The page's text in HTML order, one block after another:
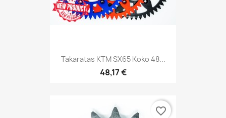
Takaratas KTM SX65 Koko 48...
48,17 €
favorite_border